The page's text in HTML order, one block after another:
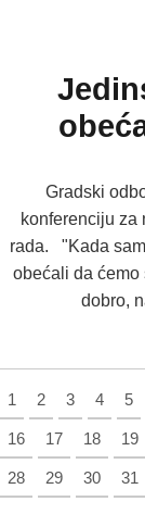
Gradski
konferenciju za
rada. "Kada
obećali da ćemo
dobro,
1 2 3 4 5
16 17 18 19
28 29 30 31